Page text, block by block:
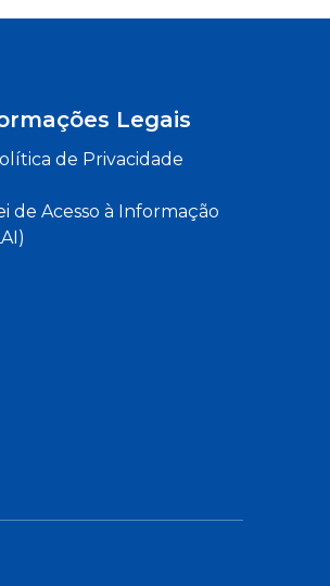
Legais
de Privacidade
de Acesso à Informação